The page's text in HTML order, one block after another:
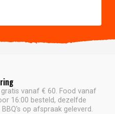
vanaf € 60. Food vanaf
16:00 besteld, dezelfde
op afspraak geleverd.